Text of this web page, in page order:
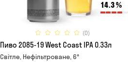
14.3%
(0)
Пиво 2085-19 West Coast IPA 0.33л
Світле, Нефільтроване, 6°